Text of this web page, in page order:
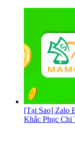
[Tại Sao] Zalo
Khắc Phục Chi